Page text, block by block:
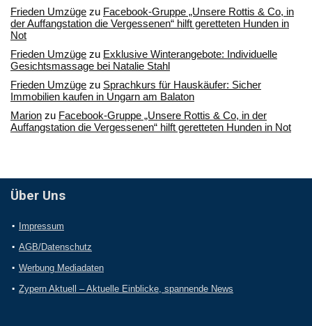
Frieden Umzüge zu Facebook-Gruppe „Unsere Rottis & Co, in
der Auffangstation die Vergessenen“ hilft geretteten Hunden in
Not
Frieden Umzüge zu Exklusive Winterangebote: Individuelle
Gesichtsmassage bei Natalie Stahl
Frieden Umzüge zu Sprachkurs für Hauskäufer: Sicher
Immobilien kaufen in Ungarn am Balaton
Marion zu Facebook-Gruppe „Unsere Rottis & Co, in der
Auffangstation die Vergessenen“ hilft geretteten Hunden in Not
Über Uns
Impressum
AGB/Datenschutz
Werbung Mediadaten
Zypern Aktuell – Aktuelle Einblicke, spannende News